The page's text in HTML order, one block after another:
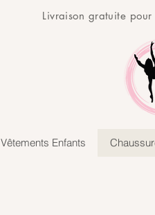
Livraison gratuite
Vêtements Enfants